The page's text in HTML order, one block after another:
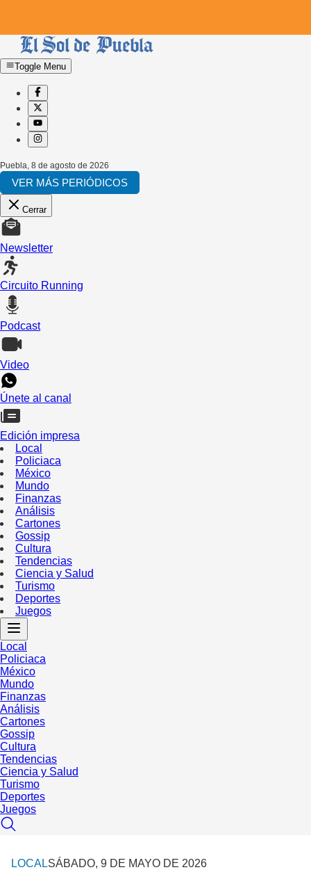
Toggle Menu
Puebla 8 de agosto de 2026
VER MÁS PERIÓDICOS
Cerrar
Newsletter
Circuito Running
Podcast
Video
Únete al canal
Edición impresa
Local
Policiaca
México
Mundo
Finanzas
Análisis
Cartones
Gossip
Cultura
Tendencias
Ciencia y Salud
Turismo
Deportes
Juegos
Local
Policiaca
México
Mundo
Finanzas
Análisis
Cartones
Gossip
Cultura
Tendencias
Ciencia y Salud
Turismo
Deportes
Juegos
LOCALSÁBADO, 9 DE MAYO DE 2026